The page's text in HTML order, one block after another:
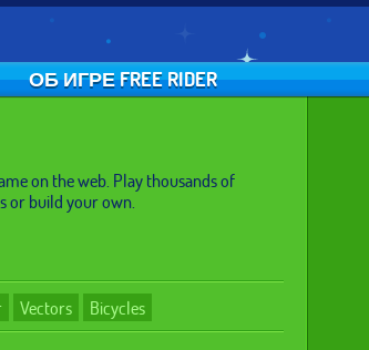
ОБ ИГРЕ FREE RIDER
on the web. Play thousands of
or build your own.
Vectors Bicycles